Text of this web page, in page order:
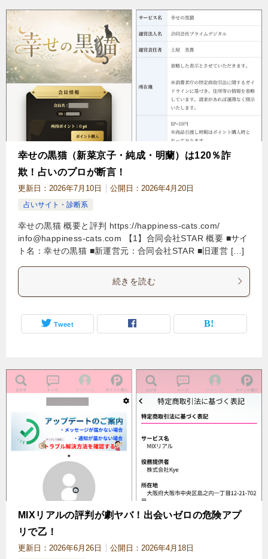
幸せの黒猫（新菜京子・純成・明蘭）は120％詐
欺！占いのプロが断言！
更新日： 2026年7月10日 公開日： 2026年4月20日
占いサイト・診断系
幸せの黒猫 概要と評判 https://happiness-cats.com/
info@happiness-cats.com 【1】合同会社STAR 概要 ■サイ
ト名：幸せの黒猫 ■新運営元：合同会社STAR ■旧運営 […]
続きを読む
Tweet
MIXリアルの評判が劇ヤバ！出会いゼロの危険アプ
リで乙！
更新日： 2026年6月26日 公開日： 2026年4月18日